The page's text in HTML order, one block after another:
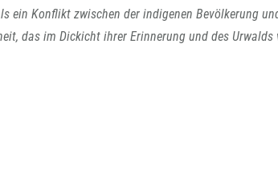
ein Konflikt zwischen der indigenen Bevölkerung
das im Dickicht ihrer Erinnerung und des Urwalds